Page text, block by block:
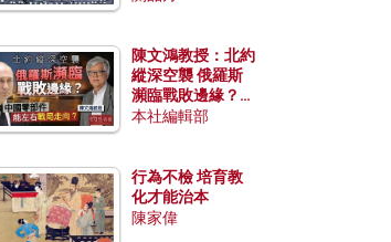
陳文鴻教授：北約
縱深空襲 俄羅斯
瀕臨戰敗邊緣？中
國零部件能左右戰
本社編輯部
行為不檢 培育教
化才能治本
陳家偉